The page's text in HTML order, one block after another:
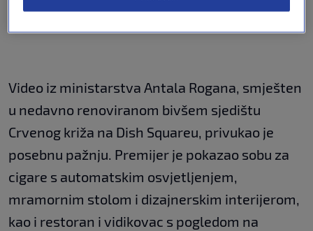
Video iz ministarstva Antala Rogana, smješten
u nedavno renoviranom bivšem sjedištu
Crvenog križa na Dish Squareu, privukao je
posebnu pažnju. Premijer je pokazao sobu za
cigare s automatskim osvjetljenjem,
mramornim stolom i dizajnerskim interijerom,
kao i restoran i vidikovac s pogledom na